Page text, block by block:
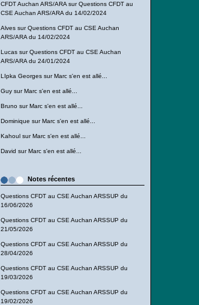
CFDT Auchan ARS/ARA surQuestions CFDT au
CSE Auchan ARS/ARA du 14/02/2024
Alves surQuestions CFDT au CSE Auchan
ARS/ARA du 14/02/2024
Lucas surQuestions CFDT au CSE Auchan
ARS/ARA du 24/01/2024
LIpka Georges surMarc s'en est allé...
Guy surMarc s'en est allé...
Bruno surMarc s'en est allé...
Dominique surMarc s'en est allé...
Kahoul surMarc s'en est allé...
David surMarc s'en est allé...
Notes récentes
Questions CFDT au CSE Auchan ARSSUP du
16/06/2026
Questions CFDT au CSE Auchan ARSSUP du
21/05/2026
Questions CFDT au CSE Auchan ARSSUP du
28/04/2026
Questions CFDT au CSE Auchan ARSSUP du
19/03/2026
Questions CFDT au CSE Auchan ARSSUP du
19/02/2026